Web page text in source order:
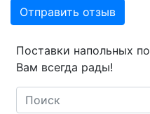
Отправить отзыв
Поставки напольных
Вам всегда рады!
Search